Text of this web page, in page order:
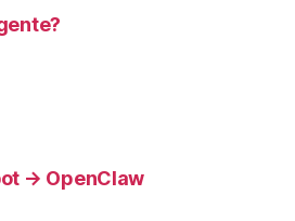
→ OpenClaw